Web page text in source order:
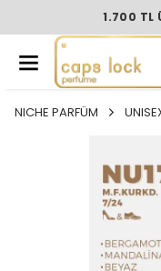
1.700 TL
NICHE PARFÜM